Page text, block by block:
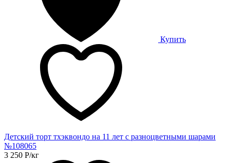
Купить
Детский торт тхэквондо на 11 лет с разноцветными шарами
№108065
3 250 Р/кг